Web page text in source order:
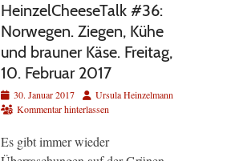
HeinzelCheeseTalk #36:
Norwegen. Ziegen, Kühe
und brauner Käse. Freitag,
10. Februar 2017
Veröffentlicht
am
30. Januar 2017 AutorUrsula Heinzelmann
Kommentar hinterlassen
Es gibt immer wieder